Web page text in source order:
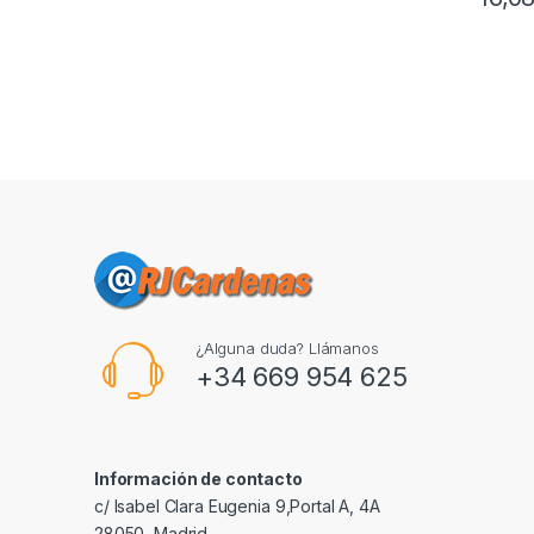
¿Alguna duda? Llámanos
+34 669 954 625
Información de contacto
c/ Isabel Clara Eugenia 9,Portal A, 4A